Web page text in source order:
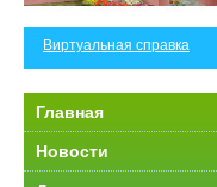
Виртуальная справка
Главная
Новости